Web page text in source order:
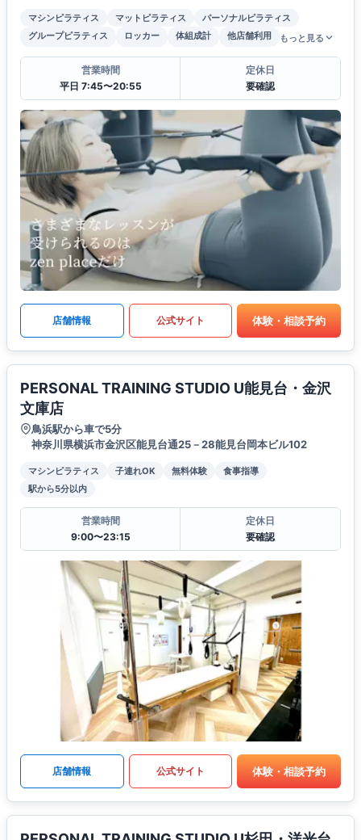
マシンピラティス マットピラティス
パーソナルピラティス
グループピラティス
ロッカー 体組成計 他店舗利用 もっと見る
営業時間
平日 7:45〜20:55
定休日
要確認
店舗情報 公式サイト 体験・相談予約
PERSONAL TRAINING STUDIO U能見台・金沢
文庫店
鳥浜駅から車で5分
神奈川県横浜市金沢区能見台通25－28能見台岡本ビル102
マシンピラティス 子連れOK 無料体験
食事指導
駅から5分以内
営業時間
9:00〜23:15
定休日
要確認
店舗情報 公式サイト 体験・相談予約